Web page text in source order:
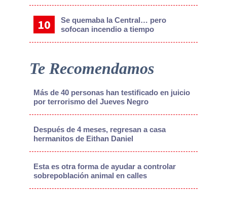
Se quemaba la Central… pero
sofocan incendio a tiempo
Te Recomendamos
Más de 40 personas han testificado en juicio
por terrorismo del Jueves Negro
Después de 4 meses, regresan a casa
hermanitos de Eithan Daniel
Esta es otra forma de ayudar a controlar
sobrepoblación animal en calles